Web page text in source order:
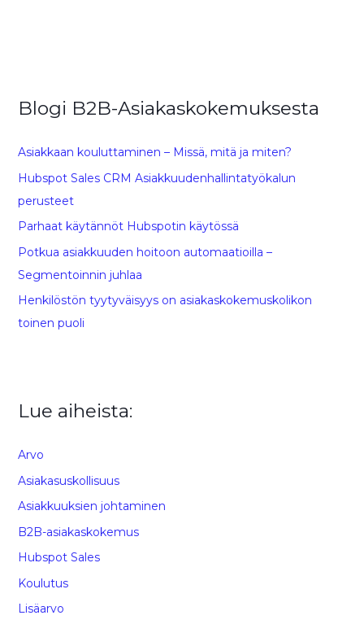
Blogi B2B-Asiakaskokemuksesta
Asiakkaan kouluttaminen – Missä, mitä ja miten?
Hubspot Sales CRM Asiakkuudenhallintatyökalun
perusteet
Parhaat käytännöt Hubspotin käytössä
Potkua asiakkuuden hoitoon automaatioilla –
Segmentoinnin juhlaa
Henkilöstön tyytyväisyys on asiakaskokemuskolikon
toinen puoli
Lue aiheista:
Arvo
Asiakasuskollisuus
Asiakkuuksien johtaminen
B2B-asiakaskokemus
Hubspot Sales
Koulutus
Lisäarvo